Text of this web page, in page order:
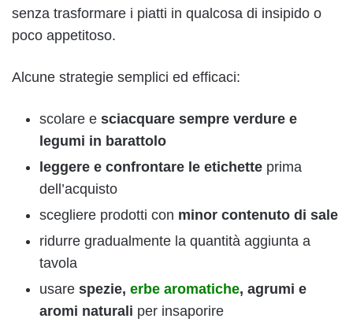
senza trasformare i piatti in qualcosa di insipido o
poco appetitoso.
Alcune strategie semplici ed efficaci:
scolare e sciacquare sempre verdure e
legumi in barattolo
leggere e confrontare le etichette prima
dell’acquisto
scegliere prodotti con minor contenuto di sale
ridurre gradualmente la quantità aggiunta a
tavola
usare spezie, erbe aromatiche, agrumi e
aromi naturali per insaporire